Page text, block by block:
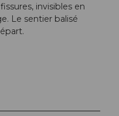
invisibles en
Le sentier balisé